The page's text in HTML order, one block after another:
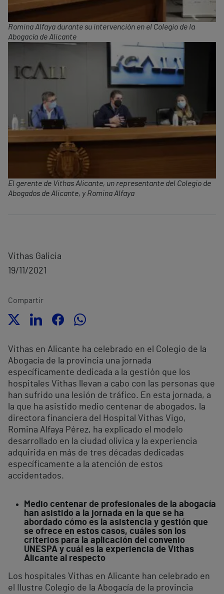
Romina Alfaya durante su intervención en el Colegio de la
Abogacía de Alicante
El gerente de Vithas Alicante, un representante del Colegio de
Abogados de Alicante, y Romina Alfaya
Vithas Galicia
19/11/2021
Compartir
Vithas en Alicante ha celebrado en el Colegio de la
Abogacía de la provincia una jornada
específicamente dedicada a la gestión que los
hospitales Vithas llevan a cabo con las personas que
han sufrido una lesión de tráfico. En esta jornada, a
la que ha asistido medio centenar de abogados, la
directora financiera del Hospital Vithas Vigo,
Romina Alfaya Pérez, ha explicado el modelo
desarrollado en la ciudad olívica y la experiencia
adquirida en más de tres décadas dedicadas
específicamente a la atención de estos
accidentados.
Medio centenar de profesionales de la abogacía
han asistido a la jornada en la que se ha
abordado cómo es la asistencia y gestión que
se ofrece en estos casos, cuáles son los
criterios para la aplicación del convenio
UNESPA y cuál es la experiencia de Vithas
Alicante al respecto
Los hospitales Vithas en Alicante han celebrado en
el Ilustre Colegio de la Abogacía de la provincia